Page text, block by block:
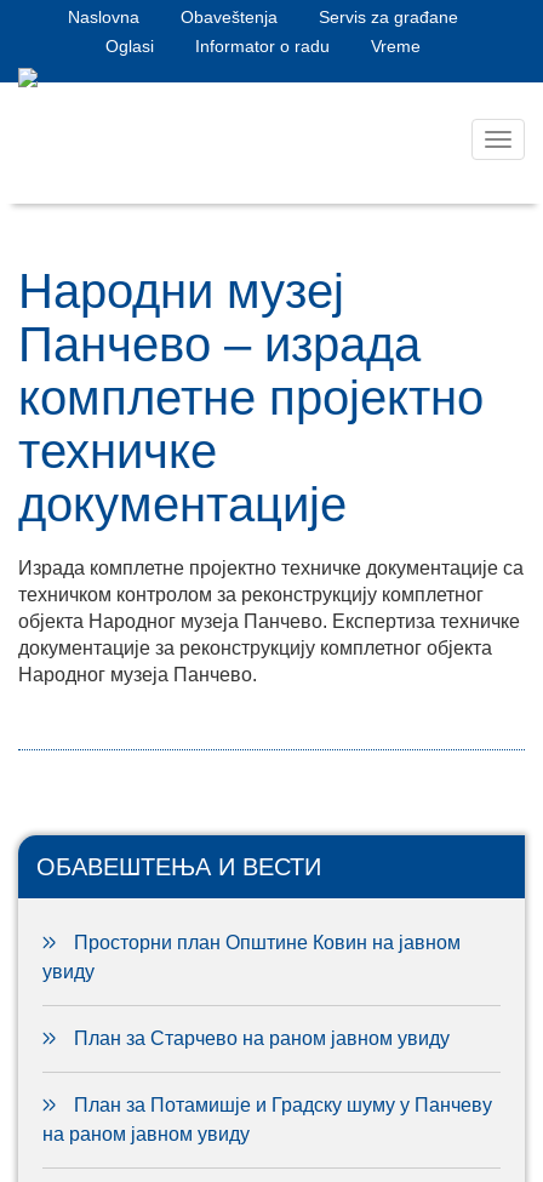
Naslovna Obaveštenja
Servis za građane
Oglasi
Informator o radu Vreme
Народни музеј
Панчево – израда
комплетне пројектно
техничке
документације
Израда комплетне пројектно техничке документације са
техничком контролом за реконструкцију комплетног
објекта Народног музеја Панчево. Експертиза техничке
документације за реконструкцију комплетног објекта
Народног музеја Панчево.
ОБАВЕШТЕЊА И ВЕСТИ
Просторни план Општине Ковин на јавном
увиду
План за Старчево на раном јавном увиду
План за Потамишје и Градску шуму у Панчеву
на раном јавном увиду